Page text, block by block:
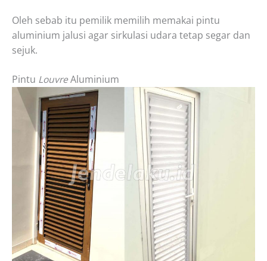
Oleh sebab itu pemilik memilih memakai pintu
aluminium jalusi agar sirkulasi udara tetap segar dan
sejuk.
Pintu LouvreAluminium